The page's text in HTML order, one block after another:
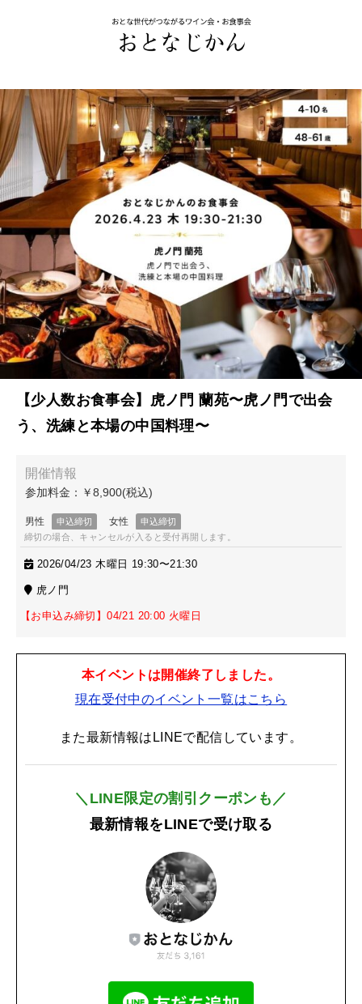
【少人数お食事会】虎ノ門 蘭苑〜虎ノ門で出会
う、洗練と本場の中国料理〜
締切の場合、キャンセルが入ると受付再開します。
2026/04/23 木曜日 19:30〜21:30
虎ノ門
【お申込み締切】04/21 20:00 火曜日
本イベントは開催終了しました。
現在受付中のイベント一覧はこちら
また最新情報はLINEで配信しています。
＼LINE限定の割引クーポンも／
最新情報をLINEで受け取る